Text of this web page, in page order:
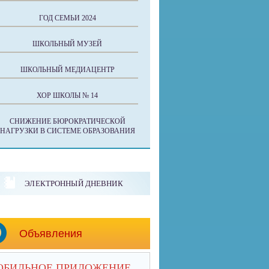
ГОД СЕМЬИ 2024
ШКОЛЬНЫЙ МУЗЕЙ
ШКОЛЬНЫЙ МЕДИАЦЕНТР
ХОР ШКОЛЫ № 14
СНИЖЕНИЕ БЮРОКРАТИЧЕСКОЙ
НАГРУЗКИ В СИСТЕМЕ ОБРАЗОВАНИЯ
ЭЛЕКТРОННЫЙ ДНЕВНИК
Объявления